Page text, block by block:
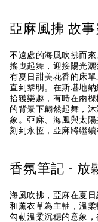
亞麻風拂 故事
不遠處的海風吹拂而
搖曳起舞，迎接陽光
有夏日甜美花香的床
直到黎明。在斯堪地
拾獲樂趣，有時在兩
的背景下翩然起舞，
象。亞麻、海風與太
刻到永恆，亞麻將繼續
香氛筆記 - 放
海風吹拂，亞麻在夏
和薰衣草為主軸，溫
勾勒溫柔沉穩的意象，